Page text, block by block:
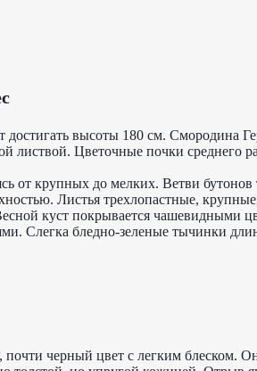
высоты 180 см. Смородина
листвой. Цветочные почки среднего
от крупных до мелких. Ветви бутонов
Листья трехлопастные,
куст покрывается чашевидными
Слегка бледно-зеленые тычинки
черный цвет с легким блеском.